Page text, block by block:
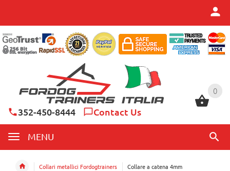
0
352-450-8444 Contact Us
MENU
0
Collari metallici Fordogtrainers Collare a catena 4mm